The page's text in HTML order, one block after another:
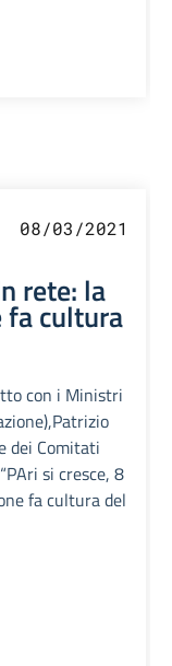
08/03/2021
rete: la
fa cultura
con i Ministri
dei Comitati
si cresce, 8
fa cultura del